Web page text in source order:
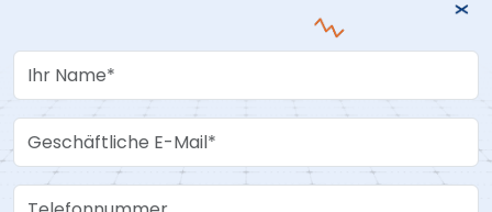
Your Name
Work Email
Telefonnummer